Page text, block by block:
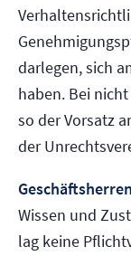
darlegen, sich
haben. Bei
so der Vorsatz
der
Wissen und
lag keine